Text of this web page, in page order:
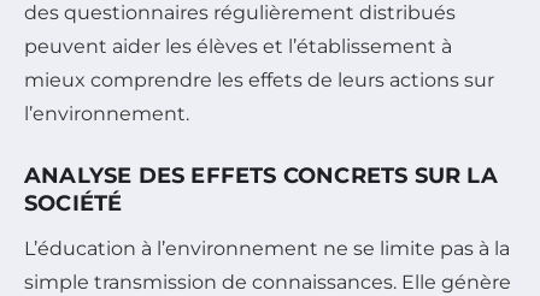
des questionnaires régulièrement distribués
peuvent aider les élèves et l’établissement à
mieux comprendre les effets de leurs actions sur
l’environnement.
ANALYSE DES EFFETS CONCRETS SUR LA
SOCIÉTÉ
L’éducation à l’environnement ne se limite pas à la
simple transmission de connaissances. Elle génère